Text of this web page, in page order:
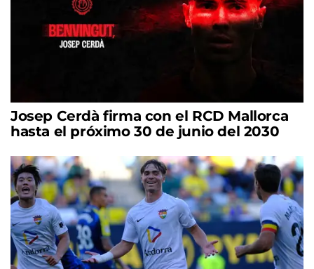
Josep Cerdà firma con el RCD Mallorca
hasta el próximo 30 de junio del 2030